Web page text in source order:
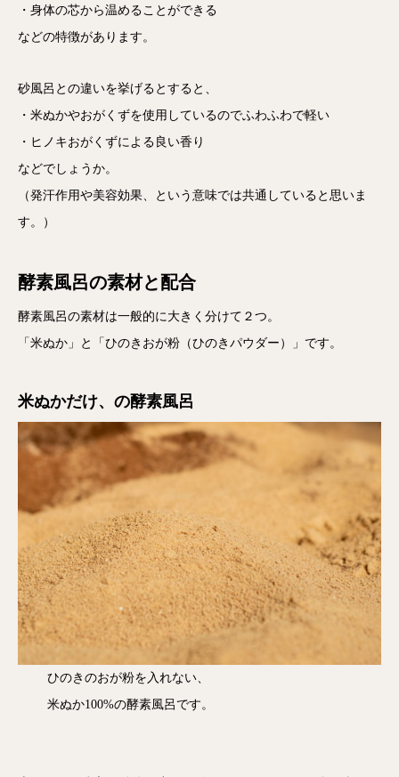
・身体の芯から温めることができる
などの特徴があります。
砂風呂との違いを挙げるとすると、
・米ぬかやおがくずを使用しているのでふわふわで軽い
・ヒノキおがくずによる良い香り
などでしょうか。
（発汗作用や美容効果、という意味では共通していると思いま
す。）
酵素風呂の素材と配合
酵素風呂の素材は一般的に大きく分けて２つ。
「米ぬか」と「ひのきおが粉（ひのきパウダー）」です。
米ぬかだけ、の酵素風呂
ひのきのおが粉を入れない、
米ぬか100%の酵素風呂です。